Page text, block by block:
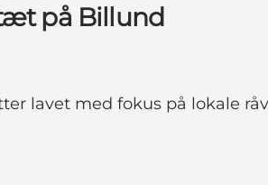
på Billund
lavet med fokus på lokale